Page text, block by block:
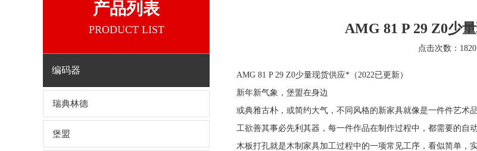
产品列表
PRODUCT LIST
编码器
瑞典林德
堡盟
AMG 81 P 29 Z0少
点击次数：1820
AMG 81 P 29 Z0少量现货供应*（2022已更新）
新年新气象，堡盟在身边
或典雅古朴，或简约大气，不同风格的新家具就像是一件件艺术
工欲善其事必先利其器，每一件作品在制作过程中，都需要的自
木板打孔就是木制家具加工过程中的一项常见工序，看似简单，